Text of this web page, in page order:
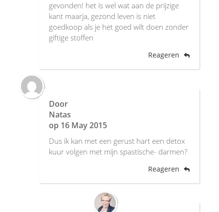
gevonden! het is wel wat aan de prijzige
kant maarja, gezond leven is niet
goedkoop als je het goed wilt doen zonder
giftige stoffen
Reageren
Door
Natas
op 16 May 2015
Dus ik kan met een gerust hart een detox
kuur volgen met mijn spastische- darmen?
Reageren